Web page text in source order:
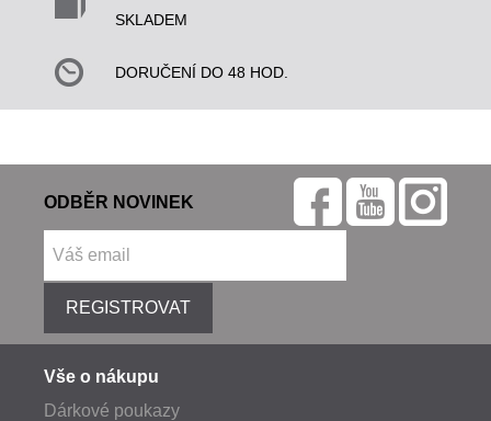
SKLADEM
DORUČENÍ DO 48 HOD.
ODBĚR NOVINEK
REGISTROVAT
Vše o nákupu
Dárkové poukazy